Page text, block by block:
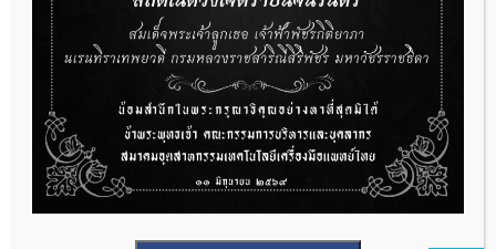
14 กรกฎาคม 2026 RA News ข่าวประชาสัมพันธ์
การนำเข้าหรือผลิตเครื่องมือแพทย์ ต้องได้รับใบจดทะเบียนส […]